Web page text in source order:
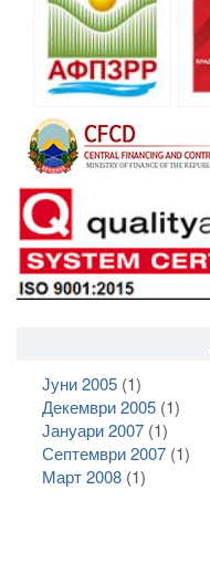
Јуни 2005(1)
Декември 2005(1)
Јануари 2007(1)
Септември 2007(1)
Март 2008(1)